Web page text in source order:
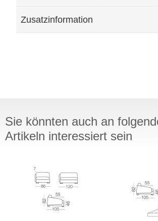
Zusatzinformation
Sie könnten auch an
Artikeln interessiert sein